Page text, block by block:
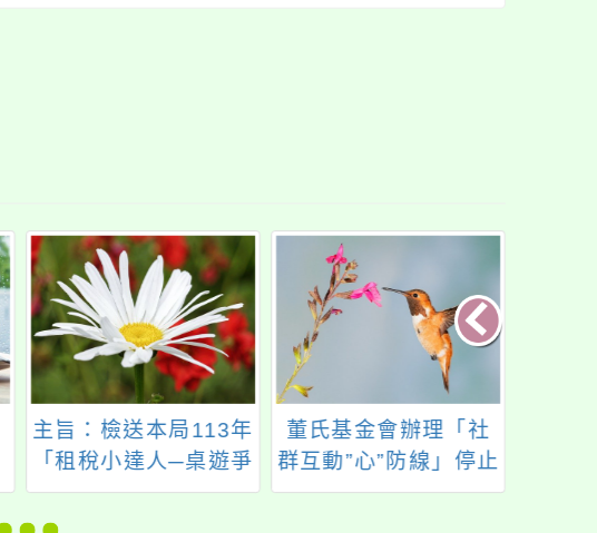
主旨：檢送本局113年
「租稅小達人─桌遊爭
霸GO！GO！」競賽
活動海報、辦法及報
董氏基金會辦理「社
群互動”心”防線」停止
網路霸凌短影音募集